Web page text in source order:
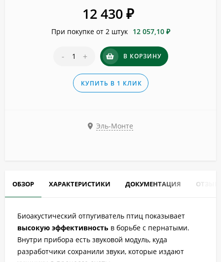
12 430 ₽
При покупке от 2 штук 12 057,10 ₽
- + В КОРЗИНУ
КУПИТЬ В 1 КЛИК
Эль-Монте
ОБЗОР ХАРАКТЕРИСТИКИ ДОКУМЕНТАЦИЯ
Биоакустический отпугиватель птиц показывает
высокую эффективность в борьбе с пернатыми.
Внутри прибора есть звуковой модуль, куда
разработчики сохранили звуки, которые издают